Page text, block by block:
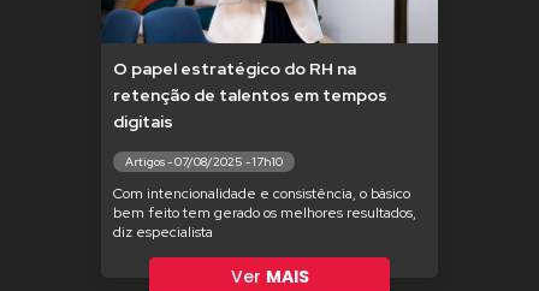
O papel estratégico do RH na
retenção de talentos em tempos
digitais
Artigos - 07/08/2025 - 17h10
Com intencionalidade e consistência, o básico
bem feito tem gerado os melhores resultados,
diz especialista
Ver MAIS